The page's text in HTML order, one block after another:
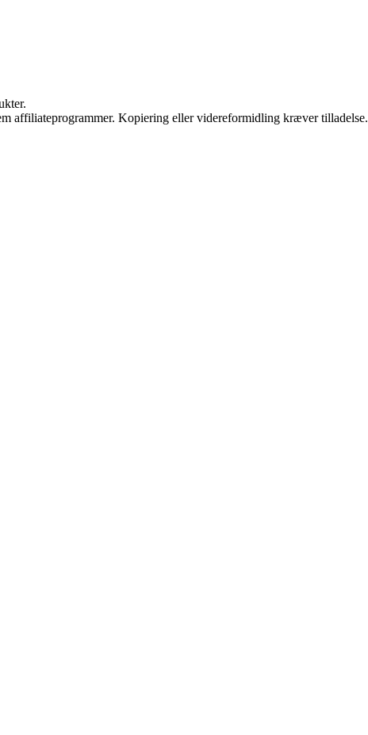
affiliateprogrammer. Kopiering eller videreformidling kræver tilladelse.